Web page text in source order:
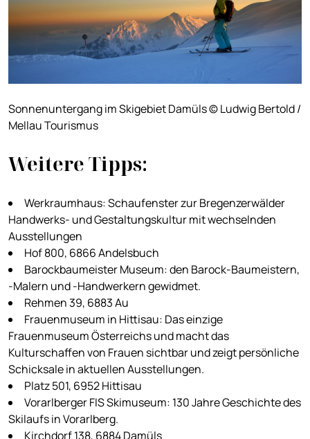
Sonnenuntergang im Skigebiet Damüls © Ludwig Bertold /
Mellau Tourismus
Weitere Tipps:
Werkraumhaus: Schaufenster zur Bregenzerwälder
Handwerks- und Gestaltungskultur mit wechselnden
Ausstellungen
Hof 800, 6866 Andelsbuch
Barockbaumeister Museum: den Barock-Baumeistern,
-Malern und -Handwerkern gewidmet.
Rehmen 39, 6883 Au
Frauenmuseum in Hittisau: Das einzige
Frauenmuseum Österreichs und macht das
Kulturschaffen von Frauen sichtbar und zeigt persönliche
Schicksale in aktuellen Ausstellungen.
Platz 501, 6952 Hittisau
Vorarlberger FIS Skimuseum: 130 Jahre Geschichte des
Skilaufs in Vorarlberg.
Kirchdorf 138, 6884 Damüls